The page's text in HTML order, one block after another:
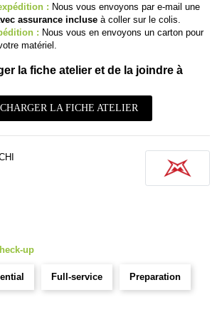
: Nous vous envoyons par e-mail une
assurance incluse à coller sur le colis.
: Nous vous en envoyons un carton pour
matériel.
la fiche atelier et de la joindre à
LA FICHE ATELIER
up
Full-service Preparation